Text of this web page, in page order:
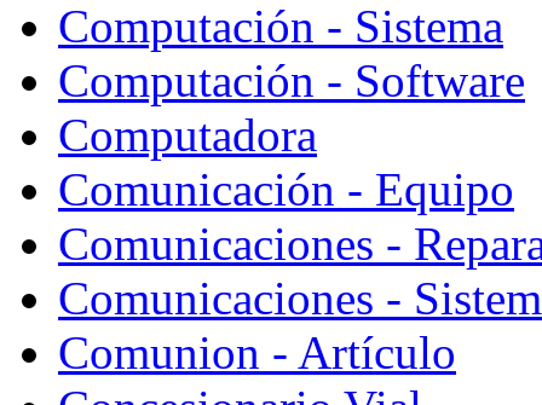
Computación - Sistema
Computación - Software
Computadora
Comunicación - Equipo
Comunicaciones -
Comunicaciones -
Comunion - Artículo